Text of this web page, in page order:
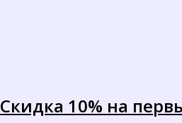
Скидка 10% на